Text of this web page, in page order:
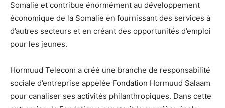
Somalie et contribue énormément au développement
économique de la Somalie en fournissant des services à
d’autres secteurs et en créant des opportunités d’emploi
pour les jeunes.
Hormuud Telecom a créé une branche de responsabilité
sociale d’entreprise appelée Fondation Hormuud Salaam
pour canaliser ses activités philanthropiques. Dans cette